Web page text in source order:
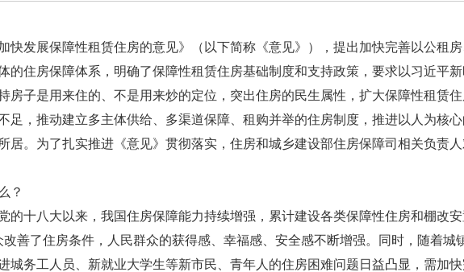
发展保障性租赁住房的意见》（以下简称《意见》），提出加快完善以公租房
的住房保障体系，明确了保障性租赁住房基础制度和支持政策，要求以习近平
房子是用来住的、不是用来炒的定位，突出住房的民生属性，扩大保障性租赁
足，推动建立多主体供给、多渠道保障、租购并举的住房制度，推进以人为核
居。为了扎实推进《意见》贯彻落实，住房和城乡建设部住房保障司相关负责
？
十八大以来，我国住房保障能力持续增强，累计建设各类保障性住房和棚改安
改善了住房条件，人民群众的获得感、幸福感、安全感不断增强。同时，随着城
城务工人员、新就业大学生等新市民、青年人的住房困难问题日益凸显，需加